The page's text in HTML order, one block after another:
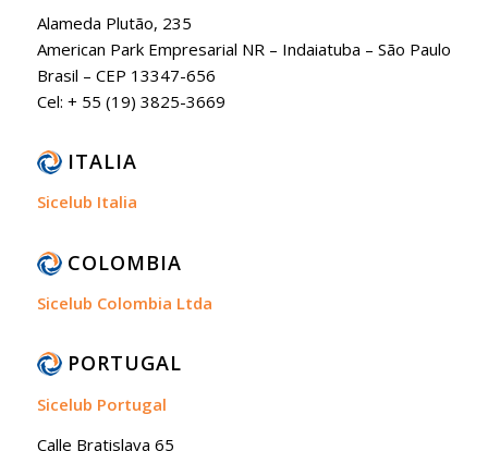
Alameda Plutão, 235
American Park Empresarial NR – Indaiatuba – São Paulo
Brasil – CEP 13347-656
Cel: + 55 (19) 3825-3669
ITALIA
Sicelub Italia
COLOMBIA
Sicelub Colombia Ltda
PORTUGAL
Sicelub Portugal
Calle Bratislava 65